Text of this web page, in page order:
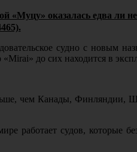
«Муцу» оказалась едва ли
судно с новым
до сих находится в
чем Канады,
работает судов, которые